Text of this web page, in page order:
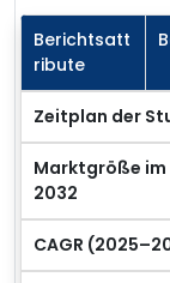
Berichtsatt
ribute
Zeitplan der
Marktgröße im
2032
CAGR